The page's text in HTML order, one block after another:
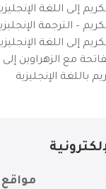
إلى اللغة
– الترجمة
إلى اللغة
مع الزهراوين إلى
باللغة الإنجليزية